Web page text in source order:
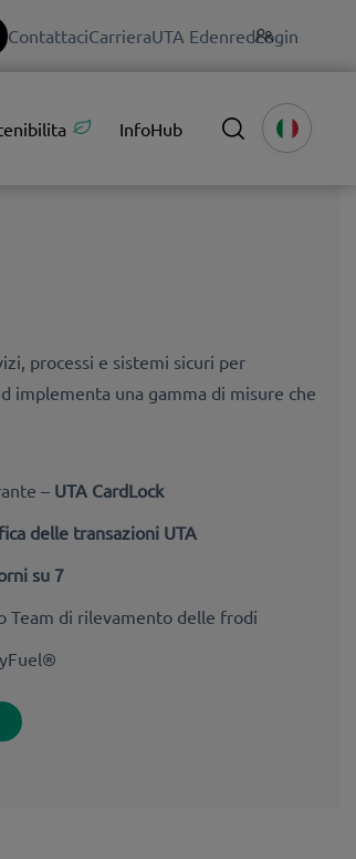
ContattaciCarrieraUTA EdenredLogin
InfoHub
processi e sistemi sicuri per
implementa una gamma di misure che
– UTA CardLock
delle transazioni UTA
su 7
Team di rilevamento delle frodi